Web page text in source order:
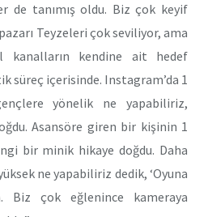
de tanımış oldu. Biz çok keyif
Teyzeleri çok seviliyor, ama
kanalların kendine ait hedef
süreç içerisinde. Instagram’da 1
yönelik ne yapabiliriz,
Asansöre giren bir kişinin 1
bir minik hikaye doğdu. Daha
ne yapabiliriz dedik, ‘Oyuna
Biz çok eğlenince kameraya